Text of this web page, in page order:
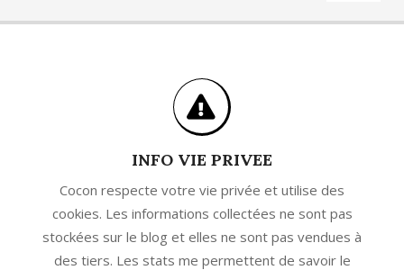
INFO VIE PRIVEE
Cocon respecte votre vie privée et utilise des
cookies. Les informations collectées ne sont pas
stockées sur le blog et elles ne sont pas vendues à
des tiers. Les stats me permettent de savoir le